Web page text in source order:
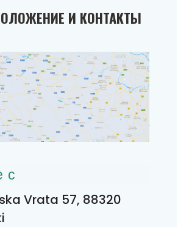
И КОНТАКТЫ
Vrata 57, 88320